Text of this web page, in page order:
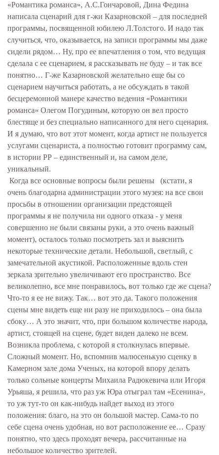
«Романтика романса», А.С.Гончаровой, Дина Федина
написала сценарий для г-жи Казарновской – для последней
программы, посвященной юбилею Л.Толстого. И надо так
случиться, что, оказывается, на записи программы мы даже
сидели рядом… Ну, про ее впечатления о том, что ведущая
сделала с ее сценарием, я рассказывать не буду – и так все
понятно… Г-же Казарновской желательно еще бы со
сценарием научиться работать, а не обсуждать в такой
бесцеремонной манере качество ведения «Романтики
романса» Олегом Погудиным, которую он вел просто
блестяще и без специально написанного для него сценария.
И я думаю, что вот этот момент, когда артист не пользуется
услугами сценариста, а полностью готовит программу сам,
в истории РР – единственный и, на самом деле,
уникальный.
Когда все основные вопросы были решены (кстати, я
очень благодарна администрации этого музея: на все свои
просьбы в отношении организации предстоящей
программы я не получила ни одного отказа - у меня
совершенно не были связаны руки, а это очень важный
момент), осталось только посмотреть зал и выяснить
некоторые технические детали. Небольшой, светлый, с
замечательной акустикой. Расположенные вдоль стен
зеркала зрительно увеличивают его пространство. Все
великолепно, все мне понравилось, вот только где же сцена?
Что-то я ее не вижу. Так… вот это да. Такого положения
сцены мне видеть еще ни разу не приходилось – она была
сбоку… А это значит, что, при большом количестве народа,
артист, стоящей на сцене, будет виден далеко не всем.
Возникла проблема, с которой я столкнулась впервые.
Сложный момент. Но, вспомнив малюсенькую сценку в
Камерном зале дома Ученых, на которой впору делать
только сольные концерты Михаила Радюкевича или Игоря
Урьяша, я решила, что раз уж Юра отыграл там «Есенина»,
то уж тут-то он как-нибудь найдет выход из этого
положения: благо, на это он большой мастер. Сама-то по
себе сцена очень удобная, но вот расположение ее… Сразу
понятно, что здесь проходят вечера, рассчитанные на
небольшое количество зрителей.